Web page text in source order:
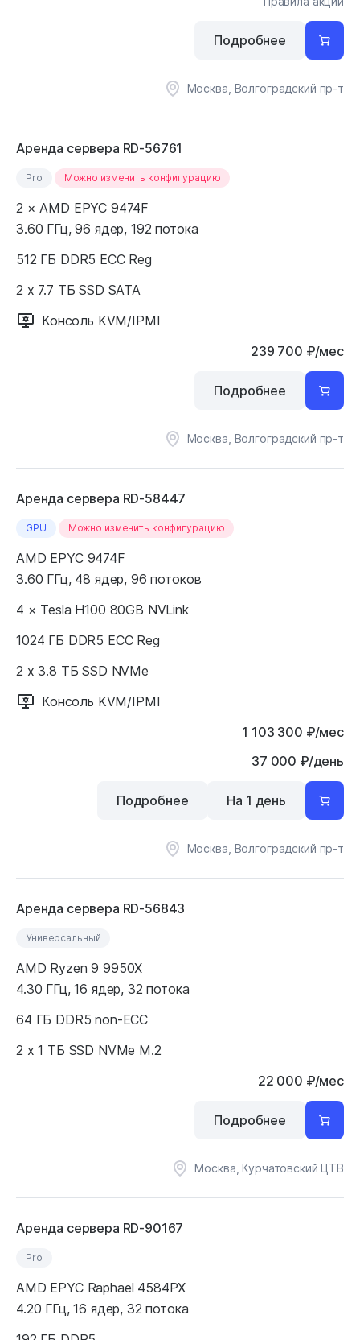
Москва, Волгоградский пр-т
Подробнее
Аренда сервера RD-56761
Pro Можно изменить конфигурацию
2 × AMD EPYC 9474F
3.60 ГГц, 96 ядер, 192 потока
512 ГБ DDR5 ECC Reg
2 x 7.7 ТБ SSD SATA
Консоль KVM/IPMI
239 700 ₽/мес
Москва, Волгоградский пр-т
Подробнее
Аренда сервера RD-58447
GPU Можно изменить конфигурацию
AMD EPYC 9474F
3.60 ГГц, 48 ядер, 96 потоков
4 × Tesla H100 80GB NVLink
1024 ГБ DDR5 ECC Reg
2 x 3.8 ТБ SSD NVMe
Консоль KVM/IPMI
1 103 300 ₽/мес
37 000 ₽/день
Москва, Волгоградский пр-т
Подробнее На 1 день
Аренда сервера RD-56843
Универсальный
AMD Ryzen 9 9950X
4.30 ГГц, 16 ядер, 32 потока
64 ГБ DDR5 non-ECC
2 x 1 ТБ SSD NVMe M.2
22 000 ₽/мес
Москва, Курчатовский ЦТВ
Подробнее
Аренда сервера RD-90167
Pro
AMD EPYC Raphael 4584PX
4.20 ГГц, 16 ядер, 32 потока